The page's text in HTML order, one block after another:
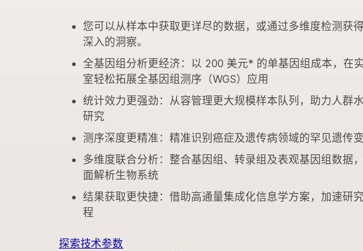
您可以从样本中获取更详尽的数据，或通过多维度检测获
深入的洞察。
全基因组分析更经济：以 200 美元* 的单基因组成本，在
室轻松拓展全基因组测序（WGS）应用
统计效力更强劲：从容管理更大规模样本队列，助力人群
研究
测序深度更精准：精准识别癌症及遗传病领域的罕见遗传
多维度联合分析：整合基因组、转录组及表观基因组数据
面解析生物系统
结果获取更快捷：借助高通量集成化信息学方案，加速研
程
探索技术参数